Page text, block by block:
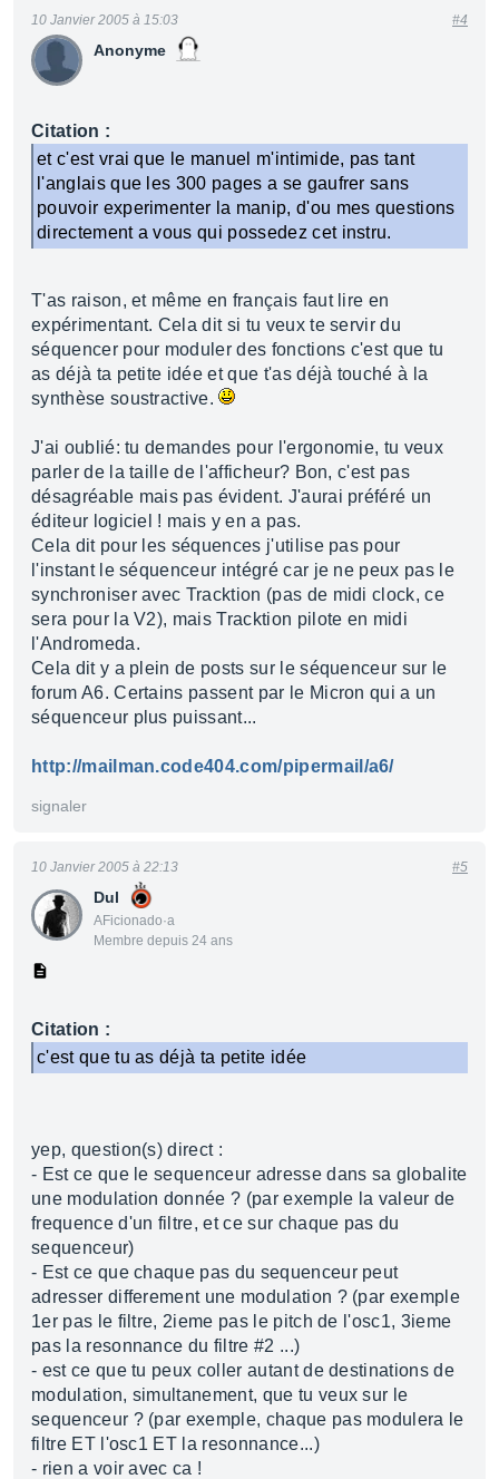
Anonyme
10 Janvier 2005 à 15:03 #4
Citation :
et c'est vrai que le manuel m'intimide, pas tant
l'anglais que les 300 pages a se gaufrer sans
pouvoir experimenter la manip, d'ou mes questions
directement a vous qui possedez cet instru.
T'as raison, et même en français faut lire en
expérimentant. Cela dit si tu veux te servir du
séquencer pour moduler des fonctions c'est que tu
as déjà ta petite idée et que t'as déjà touché à la
synthèse soustractive.
J'ai oublié: tu demandes pour l'ergonomie, tu veux
parler de la taille de l'afficheur? Bon, c'est pas
désagréable mais pas évident. J'aurai préféré un
éditeur logiciel ! mais y en a pas.
Cela dit pour les séquences j'utilise pas pour
l'instant le séquenceur intégré car je ne peux pas le
synchroniser avec Tracktion (pas de midi clock, ce
sera pour la V2), mais Tracktion pilote en midi
l'Andromeda.
Cela dit y a plein de posts sur le séquenceur sur le
forum A6. Certains passent par le Micron qui a un
séquenceur plus puissant...
http://mailman.code404.com/pipermail/a6/
signaler
Dul
AFicionado·a
Membre depuis 24 ans
10 Janvier 2005 à 22:13 #5
Citation :
c'est que tu as déjà ta petite idée
yep, question(s) direct :
- Est ce que le sequenceur adresse dans sa globalite
une modulation donnée ? (par exemple la valeur de
frequence d'un filtre, et ce sur chaque pas du
sequenceur)
- Est ce que chaque pas du sequenceur peut
adresser differement une modulation ? (par exemple
1er pas le filtre, 2ieme pas le pitch de l'osc1, 3ieme
pas la resonnance du filtre #2 ...)
- est ce que tu peux coller autant de destinations de
modulation, simultanement, que tu veux sur le
sequenceur ? (par exemple, chaque pas modulera le
filtre ET l'osc1 ET la resonnance...)
- rien a voir avec ca !